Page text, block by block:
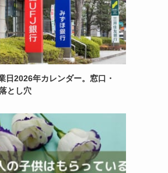
日2026年カレンダー。窓口・
とし穴